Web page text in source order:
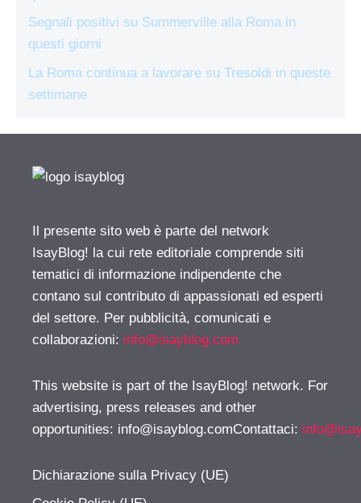
Segnali positivi su Summerville alla Roma in
questi giorni
La Roma continua a lavorare su Tresoldi in queste
settimane
Il presente sito web è parte del network
IsayBlog! la cui rete editoriale comprende siti
tematici di informazione indipendente che
contano sul contributo di appassionati ed esperti
del settore. Per pubblicità, comunicati e
collaborazioni: info@isayblog.com
This website is part of the IsayBlog! network. For
advertising, press releases and other
opportunities: info@isayblog.comContattaci:
Dichiarazione sulla Privacy (UE)